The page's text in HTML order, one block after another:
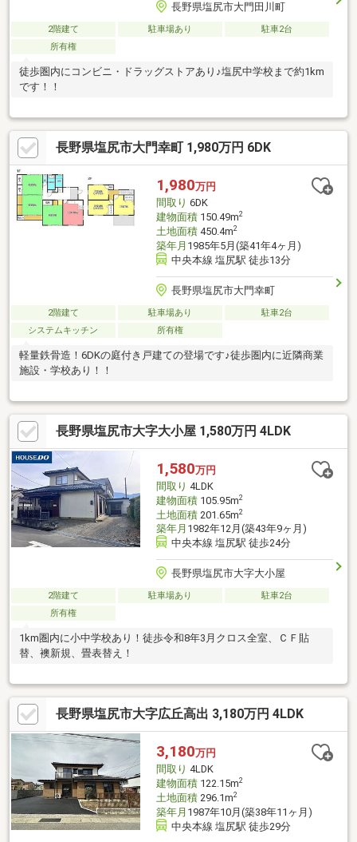
長野県塩尻市大門田川町
2階建て 駐車場あり
駐車2台
所有権
徒歩圏内にコンビニ・ドラッグストアあり♪塩尻中学校まで約1km
です！！
長野県塩尻市大門幸町 1,980万円 6DK
1,980万円
間取り 6DK
建物面積150.49m2
土地面積450.4m2
築年月 1985年5月(築41年4ヶ月)
中央本線 塩尻駅 徒歩13分
長野県塩尻市大門幸町
2階建て 駐車場あり
駐車2台
システムキッチン
所有権
軽量鉄骨造！6DKの庭付き戸建ての登場です♪徒歩圏内に近隣商業
施設・学校あり！！
長野県塩尻市大字大小屋 1,580万円 4LDK
1,580万円
間取り 4LDK
建物面積105.95m2
土地面積201.65m2
築年月 1982年12月(築43年9ヶ月)
中央本線 塩尻駅 徒歩24分
長野県塩尻市大字大小屋
2階建て 駐車場あり
駐車2台
所有権
1km圏内に小中学校あり！徒歩令和8年3月クロス全室、ＣＦ貼
替、襖新規、畳表替え！
長野県塩尻市大字広丘高出 3,180万円 4LDK
3,180万円
間取り 4LDK
建物面積122.15m2
土地面積296.1m2
築年月 1987年10月(築38年11ヶ月)
中央本線 塩尻駅 徒歩29分